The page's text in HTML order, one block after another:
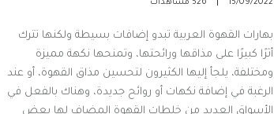
15/09/2022 526 مشاهدات
بهارات القهوة العربية تبدو إضافات بسيطة ولكنها تترك
أثرًا كبيرًا على مذاقها ورائحتها، وتمنحها نكهة مميزة
ومختلفة، يلجأ إليها الكثيرون لتحسين مذاق القهوة، أو عند
الرغبة في إضافة نكهات أو روائح جديدة، وهناك بالفعل في
الأسواق العديد من خلطات القهوة المضاف لها بعض